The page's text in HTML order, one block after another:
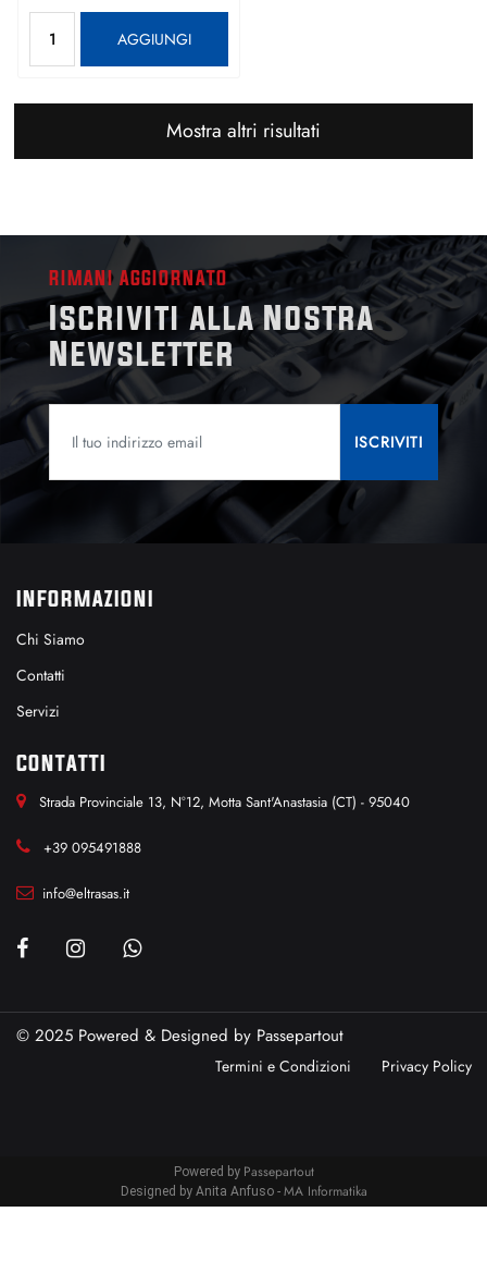
AGGIUNGI
Mostra altri risultati
RIMANI AGGIORNATO
Iscriviti alla Nostra
Newsletter
INFORMAZIONI
Chi Siamo
Contatti
Servizi
CONTATTI
Strada Provinciale 13, N°12, Motta Sant'Anastasia (CT) - 95040
+39 095491888
info@eltrasas.it
© 2025 Powered & Designed by Passepartout
Termini e Condizioni Privacy Policy
Powered by Passepartout
Designed by Anita Anfuso - MA Informatika